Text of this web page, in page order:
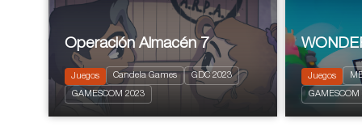
2023 PEGI 3
Mistery
Operación Almacén 7
Juegos Candela Games GDC 2023
GAMESCOM 2023
2023 PEGI
Strategy
Juegos
GAMESCOM